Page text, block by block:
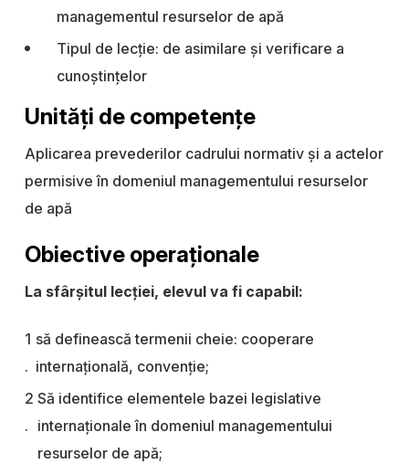
managementul resurselor de apă
Tipul de lecție: de asimilare și verificare a
cunoștințelor
Unități de competențe
Aplicarea prevederilor cadrului normativ și a actelor
permisive în domeniul managementului resurselor
de apă
Obiective operaționale
La sfârșitul lecției, elevul va fi capabil:
să definească termenii cheie: cooperare
internațională, convenție;
Să identifice elementele bazei legislative
internaționale în domeniul managementului
resurselor de apă;